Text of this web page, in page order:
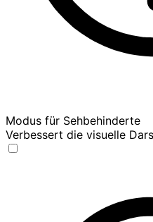
Modus für Sehbehinderte
Verbessert die visuelle